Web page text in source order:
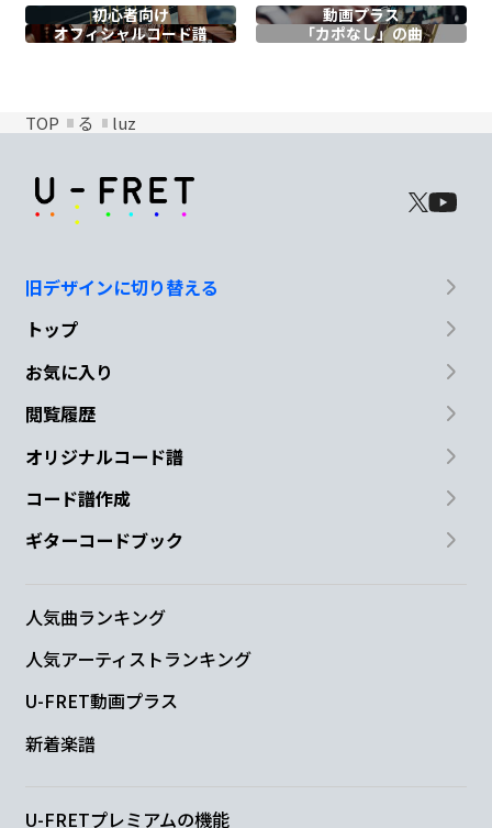
初心者向け
動画プラス
オフィシャルコード譜 「カポなし」の曲
TOP る luz
旧デザインに切り替える
トップ
お気に入り
閲覧履歴
オリジナルコード譜
コード譜作成
ギターコードブック
人気曲ランキング
人気アーティストランキング
U-FRET動画プラス
新着楽譜
U-FRETプレミアムの機能